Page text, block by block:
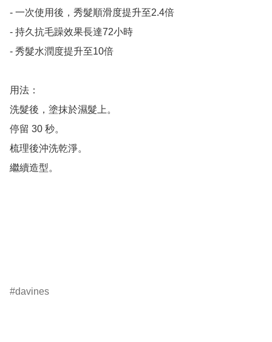
- 一次使用後，秀髮順滑度提升至2.4倍
- 持久抗毛躁效果長達72小時
- 秀髮水潤度提升至10倍
用法：
洗髮後，塗抹於濕髮上。
停留 30 秒。
梳理後沖洗乾淨。
繼續造型。
davines